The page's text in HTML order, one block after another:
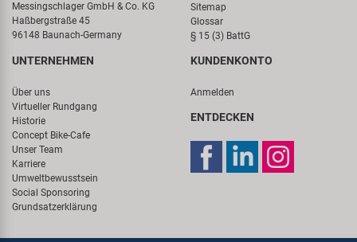
Messingschlager GmbH & Co. KG
Haßbergstraße 45
96148 Baunach-Germany
Sitemap
Glossar
§ 15 (3) BattG
UNTERNEHMEN
Über uns
Virtueller Rundgang
Historie
Concept Bike-Cafe
Unser Team
Karriere
Umweltbewusstsein
Social Sponsoring
Grundsatzerklärung
KUNDENKONTO
Anmelden
ENTDECKEN